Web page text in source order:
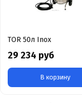
TOR 50л Inox
29 234 руб
В корзину